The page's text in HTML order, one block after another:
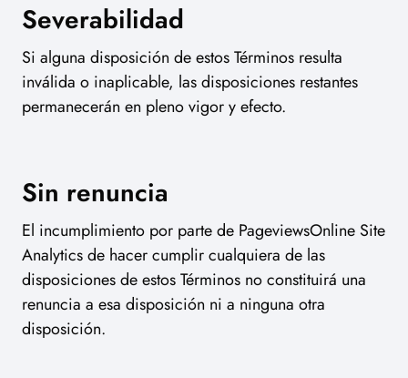
Severabilidad
Si alguna disposición de estos Términos resulta
inválida o inaplicable, las disposiciones restantes
permanecerán en pleno vigor y efecto.
Sin renuncia
El incumplimiento por parte de PageviewsOnline Site
Analytics de hacer cumplir cualquiera de las
disposiciones de estos Términos no constituirá una
renuncia a esa disposición ni a ninguna otra
disposición.